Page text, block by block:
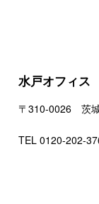
水戸オフィス
〒310-0026 茨
TEL 0120-202-